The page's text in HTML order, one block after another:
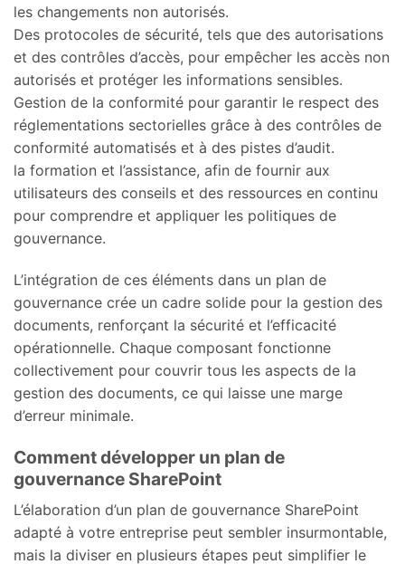
les changements non autorisés.
Des protocoles de sécurité, tels que des autorisations
et des contrôles d’accès, pour empêcher les accès non
autorisés et protéger les informations sensibles.
Gestion de la conformité pour garantir le respect des
réglementations sectorielles grâce à des contrôles de
conformité automatisés et à des pistes d’audit.
la formation et l’assistance, afin de fournir aux
utilisateurs des conseils et des ressources en continu
pour comprendre et appliquer les politiques de
gouvernance.
L’intégration de ces éléments dans un plan de
gouvernance crée un cadre solide pour la gestion des
documents, renforçant la sécurité et l’efficacité
opérationnelle. Chaque composant fonctionne
collectivement pour couvrir tous les aspects de la
gestion des documents, ce qui laisse une marge
d’erreur minimale.
Comment développer un plan de
gouvernance SharePoint
L’élaboration d’un plan de gouvernance SharePoint
adapté à votre entreprise peut sembler insurmontable,
mais la diviser en plusieurs étapes peut simplifier le